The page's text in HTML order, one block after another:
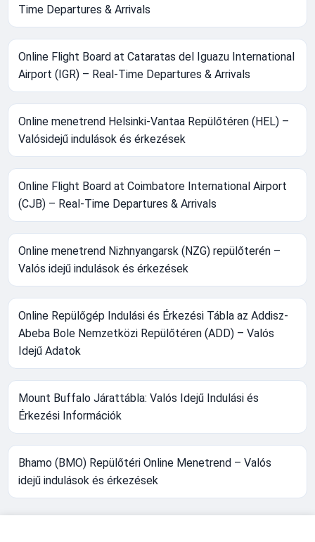
Time Departures & Arrivals
Online Flight Board at Cataratas del Iguazu International
Airport (IGR) – Real-Time Departures & Arrivals
Online menetrend Helsinki-Vantaa Repülőtéren (HEL) –
Valósidejű indulások és érkezések
Online Flight Board at Coimbatore International Airport
(CJB) – Real-Time Departures & Arrivals
Online menetrend Nizhnyangarsk (NZG) repülőterén –
Valós idejű indulások és érkezések
Online Repülőgép Indulási és Érkezési Tábla az Addisz-
Abeba Bole Nemzetközi Repülőtéren (ADD) – Valós
Idejű Adatok
Mount Buffalo Járattábla: Valós Idejű Indulási és
Érkezési Információk
Bhamo (BMO) Repülőtéri Online Menetrend – Valós
idejű indulások és érkezések